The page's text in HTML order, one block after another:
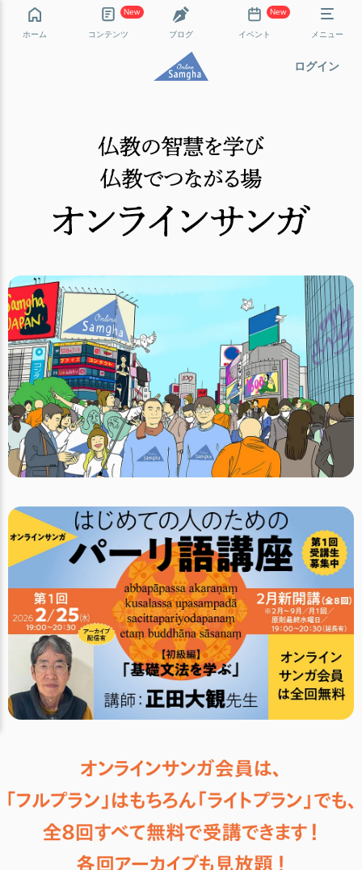
ホーム
New
コンテンツ ブログ
New
イベント メニュー
ログイン